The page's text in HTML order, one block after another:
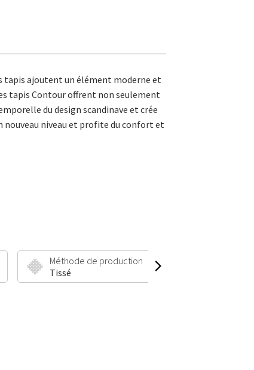
tapis ajoutent un élément moderne et
tapis Contour offrent non seulement
du design scandinave et crée
nouveau niveau et profite du confort et
Méthode de production
Tissé